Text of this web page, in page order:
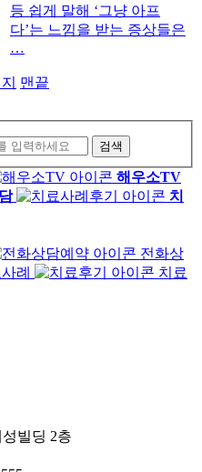
등 쉽게 말해 ‘그냥 아프
다’는 느낌을 받는 증상들은
…
맨끝
검색
해우소TV
치
전화상
례
치료
빌딩 2층